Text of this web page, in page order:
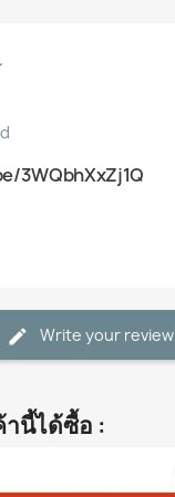
3WQbhXxZj1Q
Write your review
นี้ได้ซื้อ :